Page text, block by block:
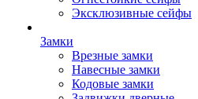
Эксклюзивные сейфы
Замки
Врезные замки
Навесные замки
Кодовые замки